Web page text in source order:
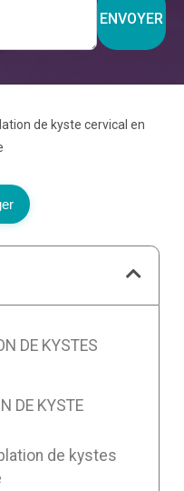
ENVOYER
de kyste cervical en
DE KYSTES
DE KYSTE
de kystes